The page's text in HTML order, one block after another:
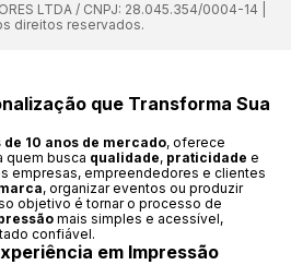
LTDA / CNPJ: 28.045.354/0004-14 |
direitos reservados.
que Transforma Sua
de 10 anos de mercado, oferece
quem busca qualidade, praticidade e
empresas, empreendedores e clientes
, organizar eventos ou produzir
objetivo é tornar o processo de
mais simples e acessível,
confiável.
em Impressão